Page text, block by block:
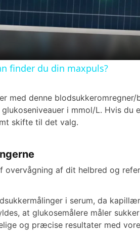
a
y
i
e
o
finder du din maxpuls?
med denne blodsukkeromregner/
i mmol/L. Hvis du
skifte til det valg.
overvågning af dit helbred og
i serum, da
at glukosemålere måler
og præcise resultater med